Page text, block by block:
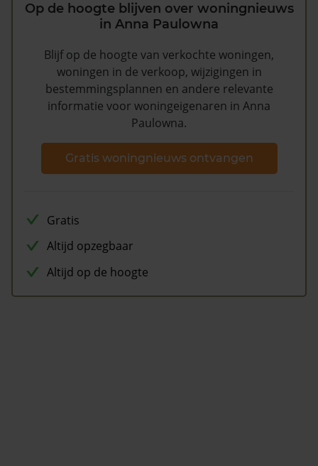
Op de hoogte blijven over woningnieuws
in Anna Paulowna
Blijf op de hoogte van verkochte woningen,
woningen in de verkoop, wijzigingen in
bestemmingsplannen en andere relevante
informatie voor woningeigenaren in Anna
Paulowna.
Gratis woningnieuws ontvangen
Gratis
Altijd opzegbaar
Altijd op de hoogte